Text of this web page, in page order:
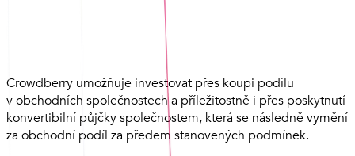
Crowdberry umožňuje investovat přes koupi podílu
v obchodních společnostech a příležitostně i přes poskytnutí
konvertibilní půjčky společnostem, která se následně vymění
za obchodní podíl za předem stanovených podmínek.